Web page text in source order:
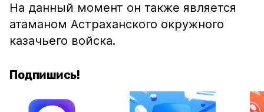
На данный момент он также является
атаманом Астраханского окружного
казачьего войска.
Подпишись!